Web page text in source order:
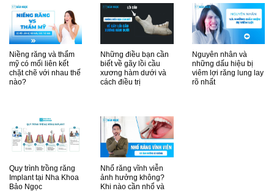
Niềng răng và thẩm
mỹ có mối liên kết
chặt chẽ với nhau thế
nào?
Những điều bạn cần
biết về gãy lồi cầu
xương hàm dưới và
cách điều trị
Nguyên nhân và
những dấu hiệu bị
viêm lợi răng lung lay
rõ nhất
Quy trình trồng răng
Implant tại Nha Khoa
Bảo Ngọc
Nhổ răng vĩnh viễn
ảnh hưởng không?
Khi nào cần nhổ và